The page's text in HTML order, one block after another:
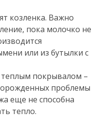
козленка. Важно
пока молочко не
или из бутылки с
покрывалом –
проблемы
еще не способна
тепло.